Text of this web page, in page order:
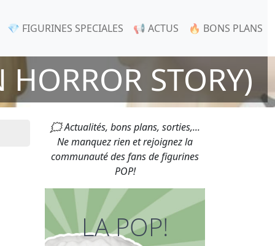
💎 FIGURINES SPECIALES 📢 ACTUS 🔥 BONS PLANS
STORY)
🗯 Actualités, bons plans, sorties,...
Ne manquez rien et rejoignez la
communauté des fans de figurines
POP!
LA POP!